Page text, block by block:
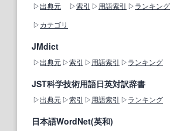
出典元 索引 用語索引
ランキング
カテゴリ
JMdict
出典元 索引 用語索引 ランキング
JST科学技術用語日英対訳辞書
出典元 索引 用語索引 ランキング
日本語WordNet(英和)